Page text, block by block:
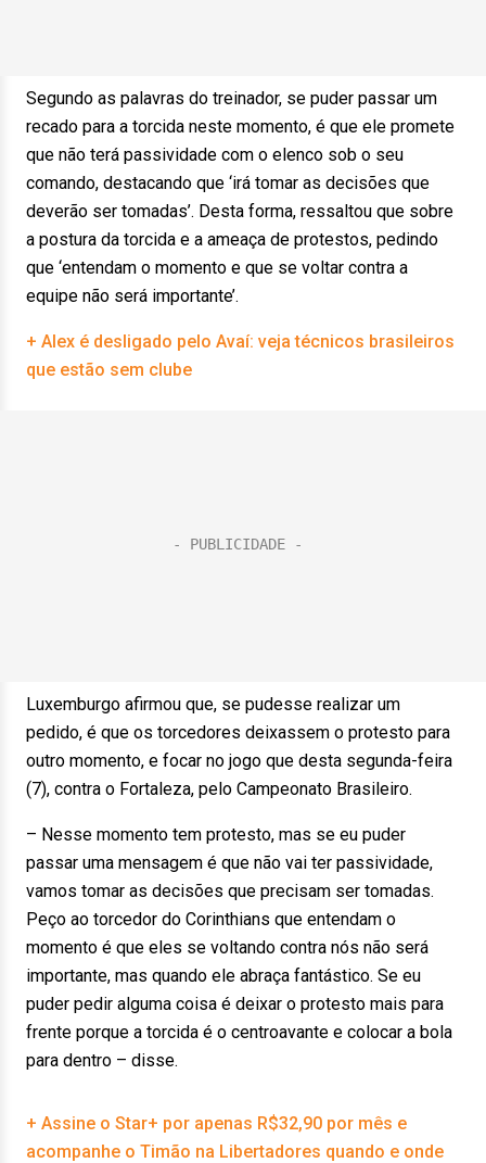
Segundo as palavras do treinador, se puder passar um
recado para a torcida neste momento, é que ele promete
que não terá passividade com o elenco sob o seu
comando, destacando que ‘irá tomar as decisões que
deverão ser tomadas’. Desta forma, ressaltou que sobre
a postura da torcida e a ameaça de protestos, pedindo
que ‘entendam o momento e que se voltar contra a
equipe não será importante’.
+ Alex é desligado pelo Avaí: veja técnicos brasileiros
que estão sem clube
Luxemburgo afirmou que, se pudesse realizar um
pedido, é que os torcedores deixassem o protesto para
outro momento, e focar no jogo que desta segunda-feira
(7), contra o Fortaleza, pelo Campeonato Brasileiro.
– Nesse momento tem protesto, mas se eu puder
passar uma mensagem é que não vai ter passividade,
vamos tomar as decisões que precisam ser tomadas.
Peço ao torcedor do Corinthians que entendam o
momento é que eles se voltando contra nós não será
importante, mas quando ele abraça fantástico. Se eu
puder pedir alguma coisa é deixar o protesto mais para
frente porque a torcida é o centroavante e colocar a bola
para dentro – disse.
+ Assine o Star+ por apenas R$32,90 por mês e
acompanhe o Timão na Libertadores quando e onde